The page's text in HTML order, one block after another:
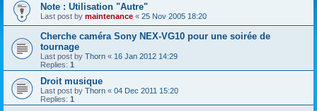
Note : Utilisation "Autre"
Last post by maintenance « 25 Nov 2005 18:20
Cherche caméra Sony NEX-VG10 pour une soirée de
tournage
Last post by Thorn « 16 Jan 2012 14:29
Replies: 1
Droit musique
Last post by Thorn « 04 Dec 2011 15:20
Replies: 1